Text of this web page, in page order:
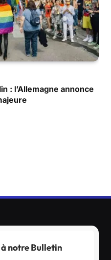
: l’Allemagne annonce
notre Bulletin